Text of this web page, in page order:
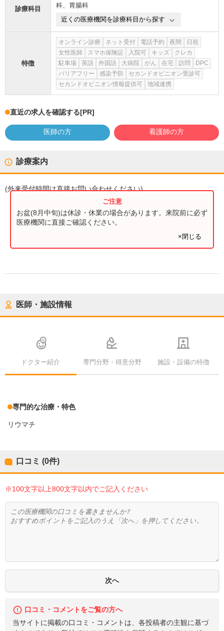
診療科目
科、 胃腸科
近くの医療機関を診療科目から探す
特徴
オンライン診療 ネット受付 電話予約 夜間
日祝
女性医師
スマホ保険証 入院可 キッズ
クレカ
駐車場
英語 外国語 大病院 がん 在宅 訪問
DPC
バリアフリー
感染予防
セカンドオピニオン受診可
セカンドオピニオン情報提供可
地域連携
直近の求人を確認する[PR]
医師の方 看護師の方
診療案内
(外来受付時間は直接お問い合わせください)
お盆(8月中旬)は休診・休業の場合があります。来院前に必ず
医療機関に直接ご確認ください。
×閉じる
医師・施設情報
ドクター紹介 専門分野・得意分野 施設・設備の特徴
専門的な治療・特色
リウマチ
口コミ (0件)
※100文字以上800文字以内でご記入ください
口コミ・コメントをご覧の方へ
当サイトに掲載の口コミ・コメントは、各投稿者の主観に基づ